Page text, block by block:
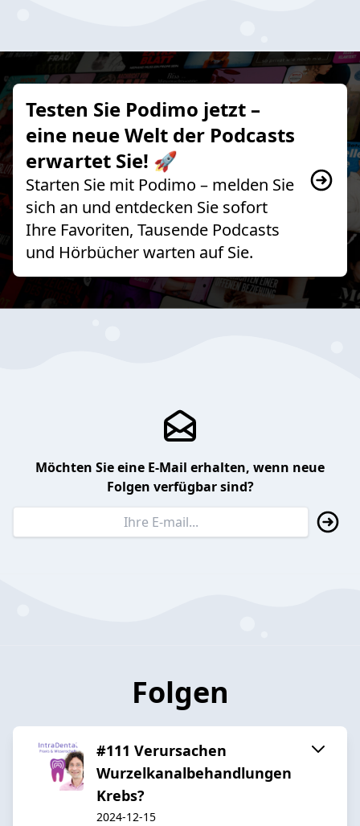
Testen Sie Podimo jetzt –
eine neue Welt der Podcasts
erwartet Sie! 🚀
Starten Sie mit Podimo – melden Sie
sich an und entdecken Sie sofort
Ihre Favoriten, Tausende Podcasts
und Hörbücher warten auf Sie.
Möchten Sie eine E-Mail erhalten, wenn neue
Folgen verfügbar sind?
Folgen
#111 Verursachen
Wurzelkanalbehandlungen
Krebs?
2024-12-15